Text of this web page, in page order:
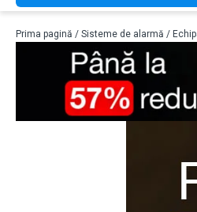
Prima pagină / Sisteme de alarmă /